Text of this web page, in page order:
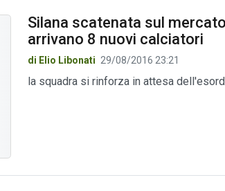
Silana scatenata sul
arrivano 8 nuovi calciatori
di Elio Libonati 29/08/2016 23:21
la squadra si rinforza in attesa